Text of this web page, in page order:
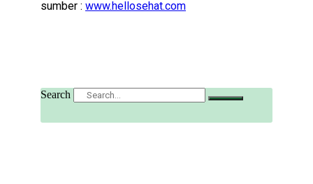
sumber : www.hellosehat.com
Search